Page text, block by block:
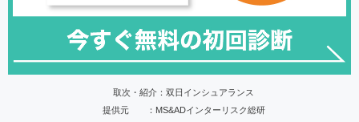
取次・紹介：双日インシュアランス
提供元 ：MS&ADインターリスク総研